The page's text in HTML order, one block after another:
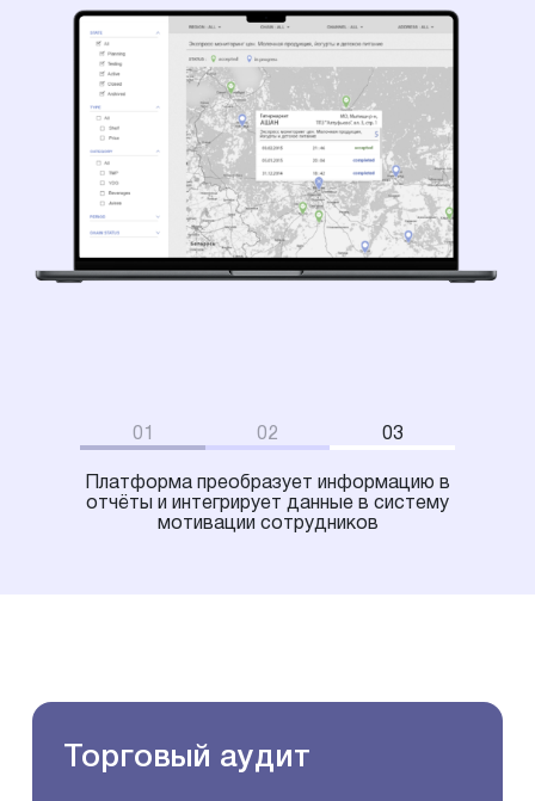
01 02 03
Платформа преобразует информацию в
отчёты и интегрирует данные в систему
мотивации сотрудников
Торговый аудит